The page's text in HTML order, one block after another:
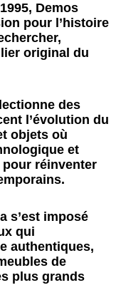
Demos
pour l’histoire
original du
des
l’évolution du
objets où
et
pour réinventer
s’est imposé
qui
authentiques,
de
plus grands